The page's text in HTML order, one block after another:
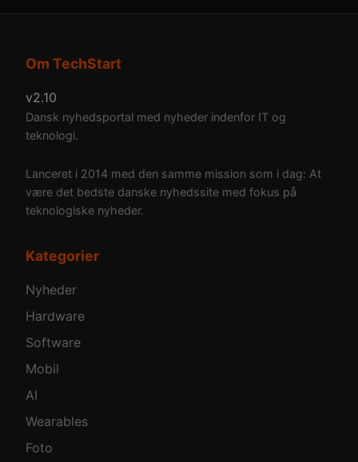
Om TechStart
v2.10
Dansk nyhedsportal med nyheder indenfor IT og
teknologi.
Lanceret i 2014 med den samme mission som i dag: At
være det bedste danske nyhedssite med fokus på
teknologiske nyheder.
Kategorier
Nyheder
Hardware
Software
Mobil
AI
Wearables
Foto